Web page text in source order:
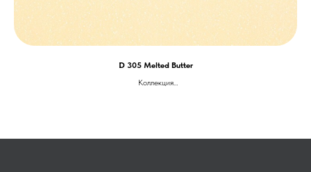
D 305 Melted Butter
Коллекция